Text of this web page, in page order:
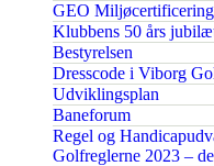
GEO Miljøcertificering
Klubbens 50 års
Bestyrelsen
Dresscode i Viborg
Udviklingsplan
Baneforum
Regel og
Golfreglerne 2023 –